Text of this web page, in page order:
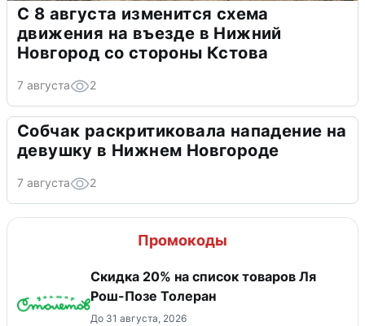
С 8 августа изменится схема
движения на въезде в Нижний
Новгород со стороны Кстова
7 августа 2
Собчак раскритиковала нападение на
девушку в Нижнем Новгороде
7 августа 2
Промокоды
Скидка 20% на список товаров Ля
Рош-Позе Толеран
До 31 августа, 2026